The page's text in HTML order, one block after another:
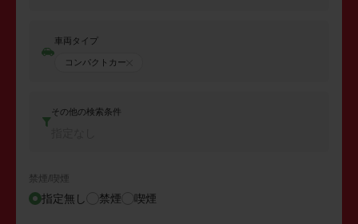
車両タイプ
コンパクトカー
その他の検索条件
禁煙/喫煙
指定無し 禁煙 喫煙